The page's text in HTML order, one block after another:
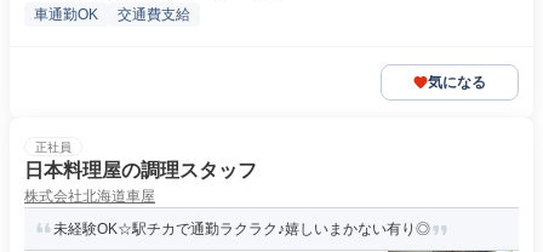
車通勤OK 交通費支給
気になる
正社員
日本料理屋の調理スタッフ
株式会社北海道車屋
未経験OK☆駅チカで通勤ラクラク♪嬉しいまかない有り◎